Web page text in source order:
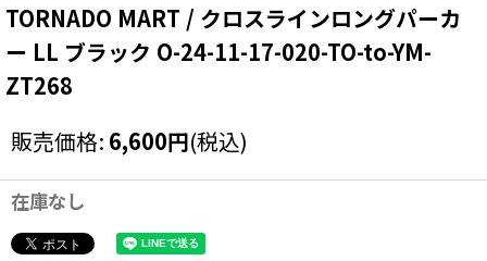
TORNADO MART / クロスラインロングパーカ
ー LL ブラック O-24-11-17-020-TO-to-YM-
ZT268
販売価格: 6,600円(税込)
在庫なし